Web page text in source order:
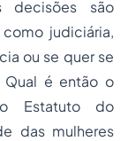
decisões são
judiciária,
ou se quer se
é então o
Estatuto do
das mulheres